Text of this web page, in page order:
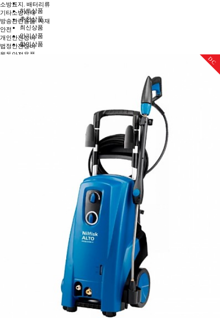
소방표지. 배터리류
기타소방자재
방송관련용품. 자재
안전
개인안전장비
법정안전장비
월동안전용품
히트상품
추천상품
최신상품
인기상품
할인상품
DC